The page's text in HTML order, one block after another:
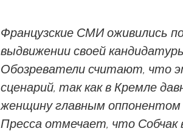
Французские СМИ оживились
выдвижении своей
Обозреватели считают, что
сценарий, так как в Кремле
женщину главным оппонентом
Пресса отмечает, что Собчак